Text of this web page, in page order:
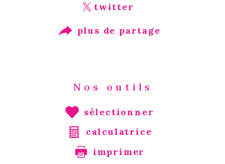
twitter
plus de partage
Nos outils
sélectionner
calculatrice
imprimer